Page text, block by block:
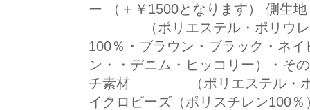
ー （＋￥1500となります） 側生
（ポリエステル・ポリウレタ
100％・ブラウン・ブラック・ネ
ン・・デニム・ヒッコリー）・そ
チ素材 （ポリエステル・ポリ
イクロビーズ（ポリスチレン100